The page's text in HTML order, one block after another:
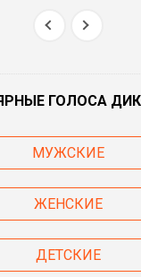
ГОЛОСА
МУЖСКИЕ
ЖЕНСКИЕ
ДЕТСКИЕ